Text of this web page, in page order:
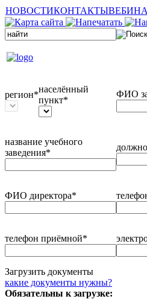
НОВОСТИКОНТАКТЫ
регион*
населённый
пункт*
ФИО
название учебного
заведения*
ФИО директора*
телефон приёмной*
Загрузить документы
какие документы нужны?
Обязательны к загрузке: